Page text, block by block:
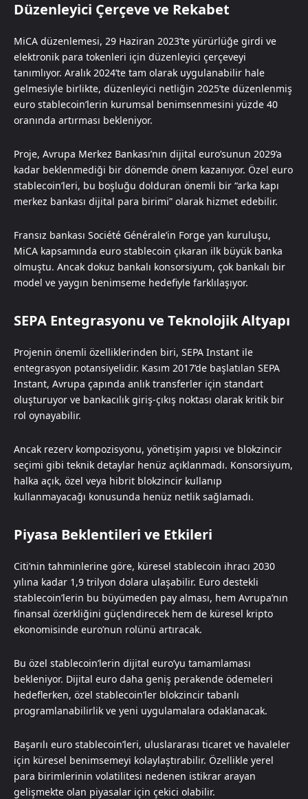
Düzenleyici Çerçeve ve Rekabet
MiCA düzenlemesi, 29 Haziran 2023’te yürürlüğe girdi ve
elektronik para tokenleri için düzenleyici çerçeveyi
tanımlıyor. Aralık 2024’te tam olarak uygulanabilir hale
gelmesiyle birlikte, düzenleyici netliğin 2025’te düzenlenmiş
euro stablecoin’lerin kurumsal benimsenmesini yüzde 40
oranında artırması bekleniyor.
Proje, Avrupa Merkez Bankası’nın dijital euro’sunun 2029’a
kadar beklenmediği bir dönemde önem kazanıyor. Özel euro
stablecoin’leri, bu boşluğu dolduran önemli bir “arka kapı
merkez bankası dijital para birimi” olarak hizmet edebilir.
Fransız bankası Société Générale’in Forge yan kuruluşu,
MiCA kapsamında euro stablecoin çıkaran ilk büyük banka
olmuştu. Ancak dokuz bankalı konsorsiyum, çok bankalı bir
model ve yaygın benimseme hedefiyle farklılaşıyor.
SEPA Entegrasyonu ve Teknolojik Altyapı
Projenin önemli özelliklerinden biri, SEPA Instant ile
entegrasyon potansiyelidir. Kasım 2017’de başlatılan SEPA
Instant, Avrupa çapında anlık transferler için standart
oluşturuyor ve bankacılık giriş-çıkış noktası olarak kritik bir
rol oynayabilir.
Ancak rezerv kompozisyonu, yönetişim yapısı ve blokzincir
seçimi gibi teknik detaylar henüz açıklanmadı. Konsorsiyum,
halka açık, özel veya hibrit blokzincir kullanıp
kullanmayacağı konusunda henüz netlik sağlamadı.
Piyasa Beklentileri ve Etkileri
Citi’nin tahminlerine göre, küresel stablecoin ihracı 2030
yılına kadar 1,9 trilyon dolara ulaşabilir. Euro destekli
stablecoin’lerin bu büyümeden pay alması, hem Avrupa’nın
finansal özerkliğini güçlendirecek hem de küresel kripto
ekonomisinde euro’nun rolünü artıracak.
Bu özel stablecoin’lerin dijital euro’yu tamamlaması
bekleniyor. Dijital euro daha geniş perakende ödemeleri
hedeflerken, özel stablecoin’ler blokzincir tabanlı
programlanabilirlik ve yeni uygulamalara odaklanacak.
Başarılı euro stablecoin’leri, uluslararası ticaret ve havaleler
için küresel benimsemeyi kolaylaştırabilir. Özellikle yerel
para birimlerinin volatilitesi nedenen istikrar arayan
gelişmekte olan piyasalar için çekici olabilir.